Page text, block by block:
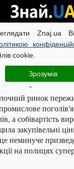
Znaj.ua
cookie.
Зрозумів
ПРОТИ УКРАЇНИ
в Україні: ціни
ринок
а собівартість
закупівельні
неминуче
на полицях